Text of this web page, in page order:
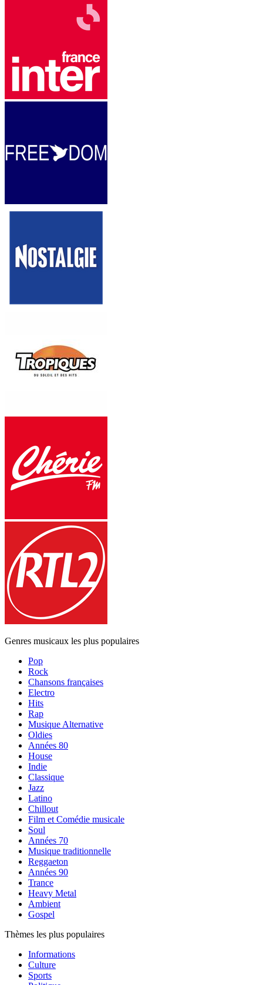
Genres musicaux les plus populaires
Pop
Rock
Chansons françaises
Electro
Hits
Rap
Musique Alternative
Oldies
Années 80
House
Indie
Classique
Jazz
Latino
Chillout
Film et Comédie musicale
Soul
Années 70
Musique traditionnelle
Reggaeton
Années 90
Trance
Heavy Metal
Ambient
Gospel
Thèmes les plus populaires
Informations
Culture
Sports